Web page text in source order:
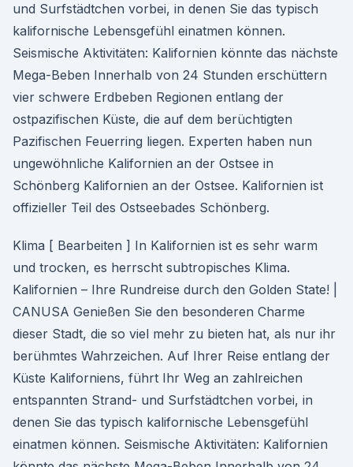
und Surfstädtchen vorbei, in denen Sie das typisch
kalifornische Lebensgefühl einatmen können.
Seismische Aktivitäten: Kalifornien könnte das nächste
Mega-Beben Innerhalb von 24 Stunden erschüttern
vier schwere Erdbeben Regionen entlang der
ostpazifischen Küste, die auf dem berüchtigten
Pazifischen Feuerring liegen. Experten haben nun
ungewöhnliche Kalifornien an der Ostsee in
Schönberg Kalifornien an der Ostsee. Kalifornien ist
offizieller Teil des Ostseebades Schönberg.
Klima [ Bearbeiten ] In Kalifornien ist es sehr warm
und trocken, es herrscht subtropisches Klima.
Kalifornien – Ihre Rundreise durch den Golden State! |
CANUSA Genießen Sie den besonderen Charme
dieser Stadt, die so viel mehr zu bieten hat, als nur ihr
berühmtes Wahrzeichen. Auf Ihrer Reise entlang der
Küste Kaliforniens, führt Ihr Weg an zahlreichen
entspannten Strand- und Surfstädtchen vorbei, in
denen Sie das typisch kalifornische Lebensgefühl
einatmen können. Seismische Aktivitäten: Kalifornien